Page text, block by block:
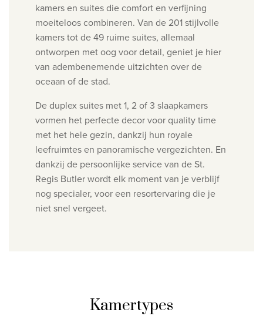
kamers en suites die comfort en verfijning
moeiteloos combineren. Van de 201 stijlvolle
kamers tot de 49 ruime suites, allemaal
ontworpen met oog voor detail, geniet je hier
van adembenemende uitzichten over de
oceaan of de stad.
De duplex suites met 1, 2 of 3 slaapkamers
vormen het perfecte decor voor quality time
met het hele gezin, dankzij hun royale
leefruimtes en panoramische vergezichten. En
dankzij de persoonlijke service van de St.
Regis Butler wordt elk moment van je verblijf
nog specialer, voor een resortervaring die je
niet snel vergeet.
Kamertypes